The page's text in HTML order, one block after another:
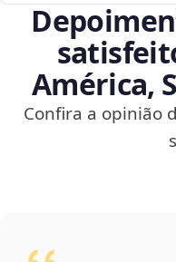
América,
Confira a opinião